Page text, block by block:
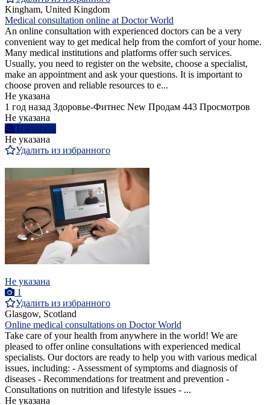
Kingham, United Kingdom
Medical consultation online at Doctor World
An online consultation with experienced doctors can be a very
convenient way to get medical help from the comfort of your home.
Many medical institutions and platforms offer such services.
Usually, you need to register on the website, choose a specialist,
make an appointment and ask your questions. It is important to
choose proven and reliable resources to e...
Не указана
1 год назад Здоровье-Фитнес New Продам 443 Просмотров
Не указана
Написать
Не указана
Удалить из избранного
Не указана
1
Удалить из избранного
Glasgow, Scotland
Online medical consultations on Doctor World
Take care of your health from anywhere in the world! We are
pleased to offer online consultations with experienced medical
specialists. Our doctors are ready to help you with various medical
issues, including: - Assessment of symptoms and diagnosis of
diseases - Recommendations for treatment and prevention -
Consultations on nutrition and lifestyle issues - ...
Не указана